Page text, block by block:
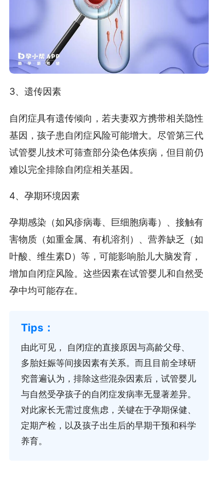
3、遗传因素
自闭症具有遗传倾向，若夫妻双方携带相关隐性
基因，孩子患自闭症风险可能增大。尽管第三代
试管婴儿技术可筛查部分染色体疾病，但目前仍
难以完全排除自闭症相关基因。
4、孕期环境因素
孕期感染（如风疹病毒、巨细胞病毒）、接触有
害物质（如重金属、有机溶剂）、营养缺乏（如
叶酸、维生素D）等，可能影响胎儿大脑发育，
增加自闭症风险。这些因素在试管婴儿和自然受
孕中均可能存在。
由此可见， 自闭症的直接原因与高龄父母、
多胎妊娠等间接因素有关系。而且目前全球研
究普遍认为，排除这些混杂因素后，试管婴儿
与自然受孕孩子的自闭症发病率无显著差异。
对此家长无需过度焦虑，关键在于孕期保健、
定期产检，以及孩子出生后的早期干预和科学
养育。